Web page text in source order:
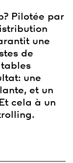
Pilotée par
une
de
une
et un
cela à un